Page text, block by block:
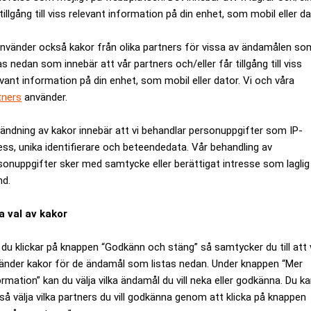
till viss relevant information på din enhet, som mobil eller
också kakor från olika partners för vissa av ändamålen
nedan som innebär att vår partners och/eller får tillgång till viss
information på din enhet, som mobil eller dator. Vi och våra
använder.
av kakor innebär att vi behandlar personuppgifter som IP-
unika identifierare och beteendedata. Vår behandling av
sker med samtycke eller berättigat intresse som laglig
val av kakor
klickar på knappen “Godkänn och stäng” så samtycker du till att
kakor för de ändamål som listas nedan. Under knappen “Mer
kan du välja vilka ändamål du vill neka eller godkänna. Du
välja vilka partners du vill godkänna genom att klicka på knappen
samtidigt som han gjorde ett besök hos den brittiska
ANNONS